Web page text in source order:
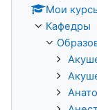
Мои
Кафедры